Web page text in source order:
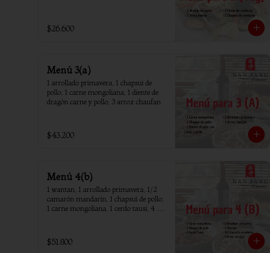
$26.600
Menú 3(a)
1 arrollado primavera, 1 chapsui de
pollo, 1 carne mongoliana, 1 diente de
dragón carne y pollo, 3 arroz chaufan
$43.200
Menú 4(b)
1 wantan, 1 arrollado primavera, 1/2
camarón mandarín, 1 chapsui de pollo,
1 carne mongoliana, 1 cerdo tausi, 4
$51.800